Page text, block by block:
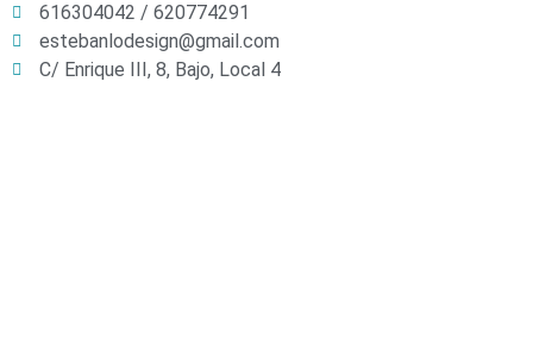
616304042 / 620774291
estebanlodesign@gmail.com
C/ Enrique III, 8, Bajo, Local 4